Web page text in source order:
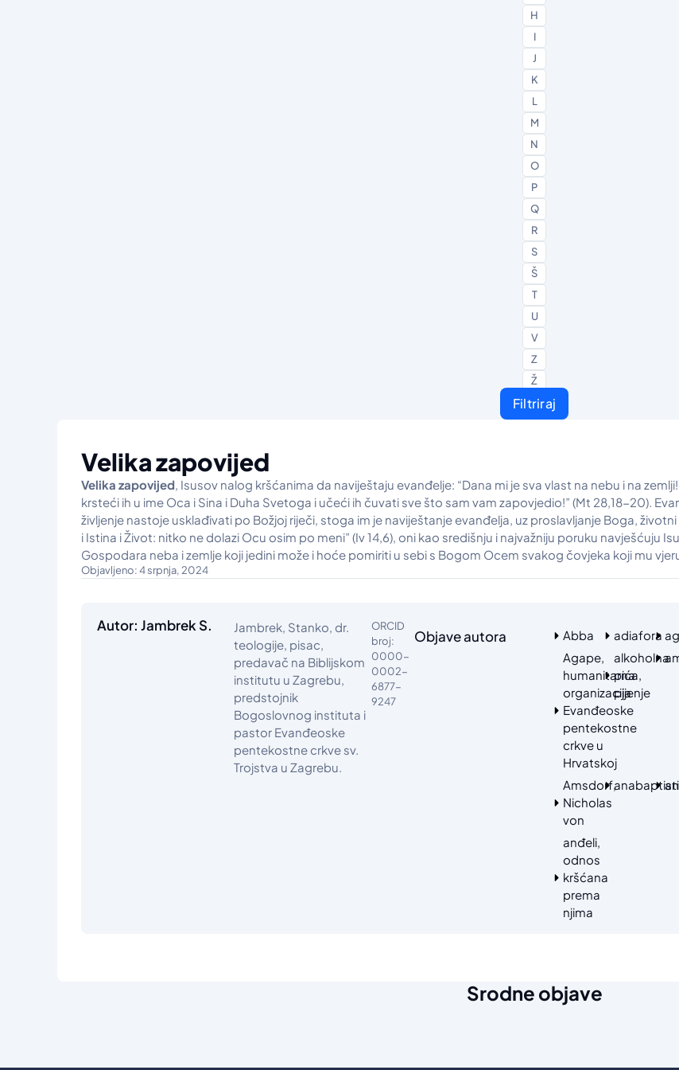
H
I
J
K
L
M
N
O
P
Q
R
S
Š
T
U
V
Z
Ž
Filtriraj
Velika zapovijed
Velika zapovijed, Isusov nalog kršćanima da naviještaju evanđelje: “Dana mi je sva vlast na nebu i na
krsteći ih u ime Oca i Sina i Duha Svetoga i učeći ih čuvati sve što sam vam zapovjedio!” (Mt 28,18-20).
življenje nastoje usklađivati po Božjoj riječi, stoga im je naviještanje evanđelja, uz proslavljanje Boga,
i Istina i Život: nitko ne dolazi Ocu osim po meni” (Iv 14,6), oni kao središnju i najvažniju poruku navješćuju
Gospodara neba i zemlje koji jedini može i hoće pomiriti u sebi s Bogom Ocem svakog čovjeka koji mu
Objavljeno: 4 srpnja, 2024
Autor: Jambrek S.
Jambrek, Stanko, dr.
teologije, pisac,
predavač na Biblijskom
institutu u Zagrebu,
predstojnik
Bogoslovnog instituta i
pastor Evanđeoske
pentekostne crkve sv.
Trojstva u Zagrebu.
ORCID
broj:
0000-
0002-
6877-
9247
Objave autora Abba adiafora
Agape,
humanitarna
organizacija
Evanđeoske
pentekostne
crkve u
Hrvatskoj
alkoholna
pića,
pijenje
Amsdorf,
Nicholas
von
anabaptisti
anđeli,
odnos
kršćana
prema
njima
Srodne objave